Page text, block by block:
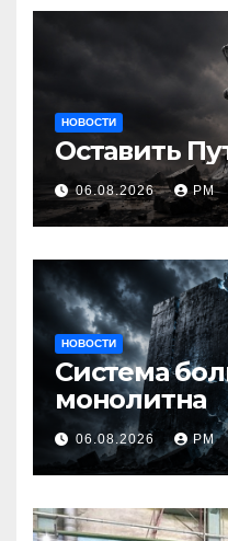
НОВОСТИ
Оставить
06.08.2026 РМ
НОВОСТИ
Система
монолитна
06.08.2026 РМ